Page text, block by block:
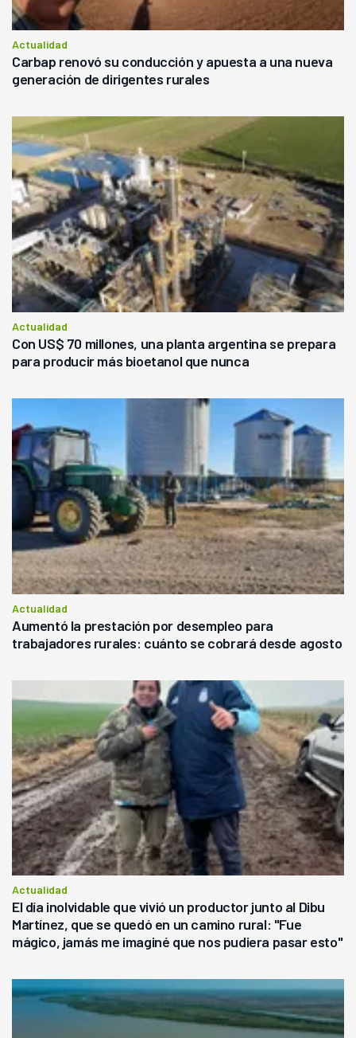
Actualidad
Carbap renovó su conducción y apuesta a una nueva
generación de dirigentes rurales
Actualidad
Con US$ 70 millones, una planta argentina se prepara
para producir más bioetanol que nunca
Actualidad
Aumentó la prestación por desempleo para
trabajadores rurales: cuánto se cobrará desde agosto
Actualidad
El día inolvidable que vivió un productor junto al Dibu
Martínez, que se quedó en un camino rural: "Fue
mágico, jamás me imaginé que nos pudiera pasar esto"